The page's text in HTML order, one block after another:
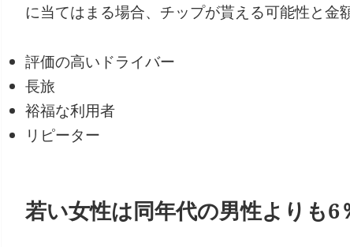
に当てはまる場合、チップが貰える可能性と金
評価の高いドライバー
長旅
裕福な利用者
リピーター
若い女性は同年代の男性よりも6